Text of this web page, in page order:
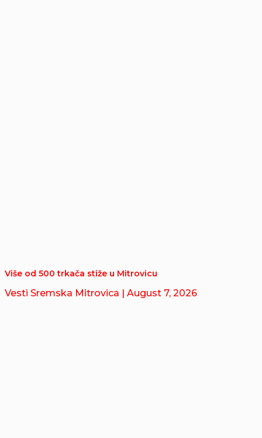
Više od 500 trkača stiže u Mitrovicu
Vesti Sremska Mitrovica | August 7, 2026